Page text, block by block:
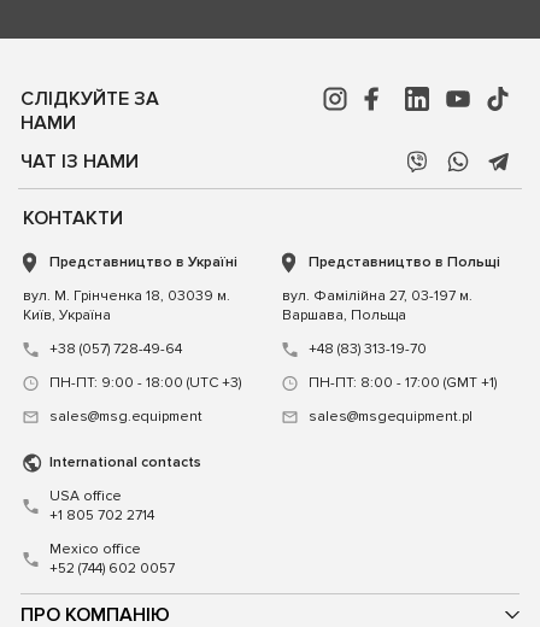
СЛІДКУЙТЕ ЗА
НАМИ
ЧАТ ІЗ НАМИ
ПРО КОМПАНІЮ
КОНТАКТИ
Представництво в Україні
вул. М. Грінченка 18, 03039 м.
Київ, Україна
+38 (057) 728-49-64
ПН-ПТ: 9:00 - 18:00 (UTC +3)
sales@msg.equipment
Представництво в Польщі
вул. Фамілійна 27, 03-197 м.
Варшава, Польща
+48 (83) 313-19-70
ПН-ПТ: 8:00 - 17:00 (GMT +1)
sales@msgequipment.pl
International contacts
USA office
+1 805 702 2714
Mexico office
+52 (744) 602 0057